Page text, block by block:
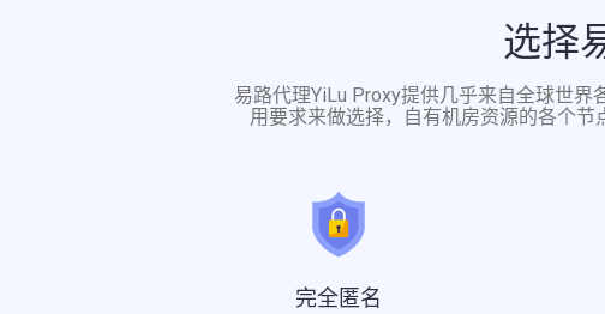
选择
易路代理YiLu Proxy提供几乎来自全球世
用要求来做选择，自有机房资源的各个节
完全匿名